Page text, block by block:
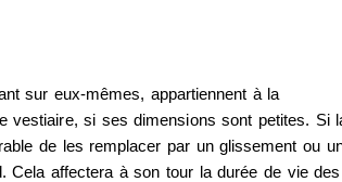
sur eux-mêmes, appartiennent à la
vestiaire, si ses dimensions sont petites. Si
de les remplacer par un glissement ou
Cela affectera à son tour la durée de vie des